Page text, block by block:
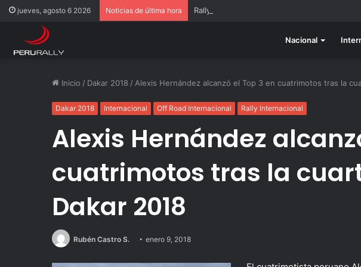
jueves, agosto 6 2026 Noticias de última hora Rally Pisco 2026: todo listo para la gran final
Nacional
Inicio / Dakar 2018 / Alexis Hernández alcanzó el Top 3 en cuatrimotos tras la
Dakar 2018 Internacional Off Road Internacional Rally Internacional
Alexis Hernández
cuatrimotos tras la
Dakar 2018
Rubén Castro S. enero 9, 2018